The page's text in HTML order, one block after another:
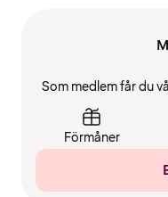
Som medlem får du
Förmåner